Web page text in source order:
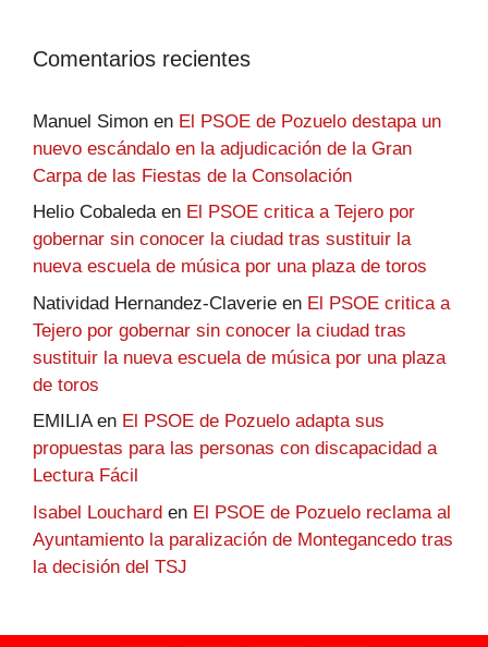
Comentarios recientes
Manuel Simon en El PSOE de Pozuelo destapa un
nuevo escándalo en la adjudicación de la Gran
Carpa de las Fiestas de la Consolación
Helio Cobaledaen El PSOE critica a Tejero por
gobernar sin conocer la ciudad tras sustituir la
nueva escuela de música por una plaza de toros
Natividad Hernandez-Claverie en El PSOE critica a
Tejero por gobernar sin conocer la ciudad tras
sustituir la nueva escuela de música por una plaza
de toros
EMILIAen El PSOE de Pozuelo adapta sus
propuestas para las personas con discapacidad a
Lectura Fácil
Isabel Louchard en El PSOE de Pozuelo reclama al
Ayuntamiento la paralización de Montegancedo tras
la decisión del TSJ